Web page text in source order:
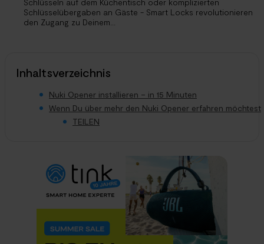
Schlüsseln auf dem Küchentisch oder komplizierten
Schlüsselübergaben an Gäste - Smart Locks revolutionieren
den Zugang zu Deinem...
Inhaltsverzeichnis
Nuki Opener installieren – in 15 Minuten
Wenn Du über mehr den Nuki Opener erfahren möchtest
TEILEN